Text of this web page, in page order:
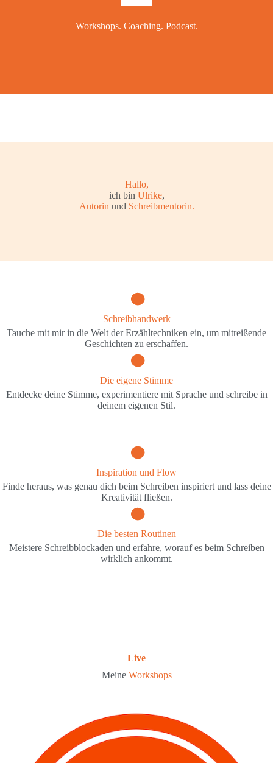
Workshops. Coaching. Podcast.
Hallo,
ich bin Ulrike,
Autorin und Schreibmentorin.
Schreibhandwerk
Tauche mit mir in die Welt der Erzähltechniken ein, um mitreißende
Geschichten zu erschaffen.
Die eigene Stimme
Entdecke deine Stimme, experimentiere mit Sprache und schreibe in
deinem eigenen Stil.
Inspiration und Flow
Finde heraus, was genau dich beim Schreiben inspiriert und lass deine
Kreativität fließen.
Die besten Routinen
Meistere Schreibblockaden und erfahre, worauf es beim Schreiben
wirklich ankommt.
Live
Meine Workshops